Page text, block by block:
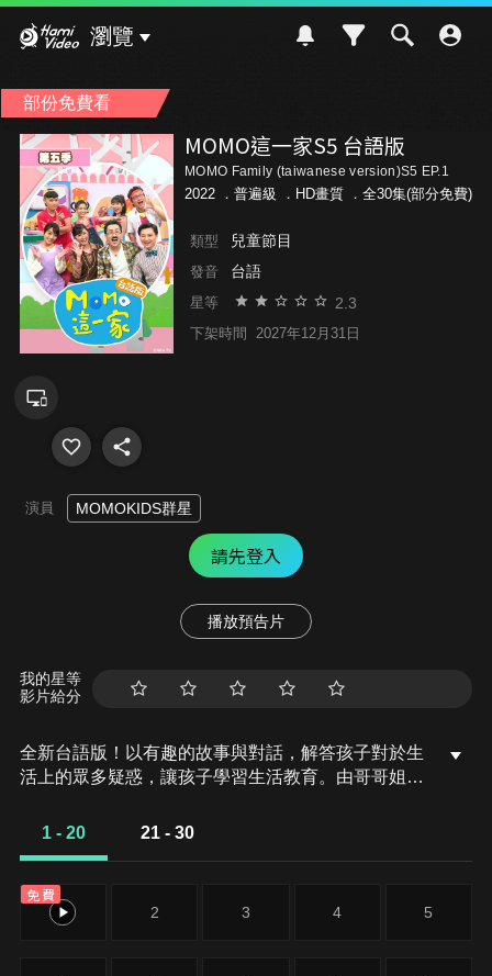
瀏覽
部份免費看
MOMO這一家S5 台語版
MOMO Family (taiwanese version)S5 EP.1
2022 ． 普遍級 ．HD畫質 ．全30集(部分免費)
類型 兒童節目
發音 台語
星等 2.3
下架時間 2027年12月31日
演員 MOMOKIDS群星
請先登入
播放預告片
我的星等
影片給分
全新台語版！以有趣的故事與對話，解答孩子對於生
活上的眾多疑惑，讓孩子學習生活教育。由哥哥姐姐
傳遞正向的教育觀念。
1 - 20 21 - 30
免費
1 2 3 4 5